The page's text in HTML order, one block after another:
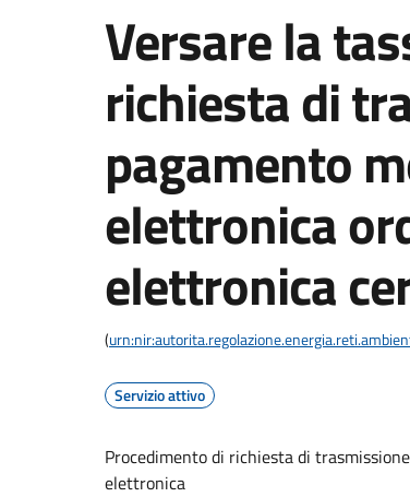
Versare la
richiesta di
pagamento
elettronica
elettronica
(
Servizio attivo
Procedimento di richiesta di
elettronica